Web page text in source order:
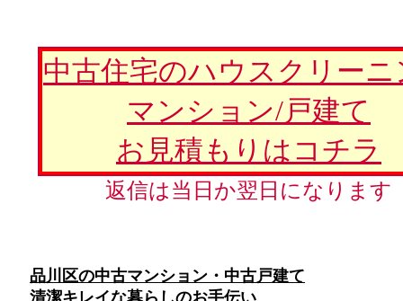
中古住宅のハウスクリーニ
マンション/戸建て
お見積もりはコチラ
返信は当日か翌日になります
品川区の中古マンション・中古戸建て
清潔キレイな暮らしのお手伝い